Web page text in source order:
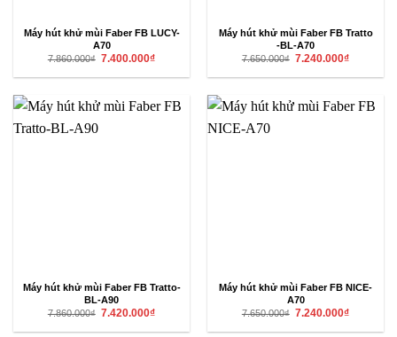
Máy hút khử mùi Faber FB LUCY-
A70
7.860.000₫ Giá
là:
7.400.000₫Giá
tại
Máy hút khử mùi Faber FB Tratto
-BL-A70
7.650.000₫ Giá
là:
7.240.000₫Giá
tại
Máy hút khử mùi Faber FB Tratto-
BL-A90
7.860.000₫ Giá
là:
7.420.000₫Giá
tại
Máy hút khử mùi Faber FB NICE-
A70
7.650.000₫ Giá
là:
7.240.000₫Giá
tại